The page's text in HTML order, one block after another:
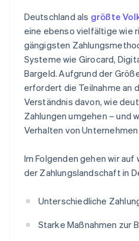
Deutschland als größte
eine ebenso vielfältige wie
gängigsten
Systeme wie Girocard,
Bargeld. Aufgrund der
erfordert die Teilnahme an
Verständnis davon, wie
Zahlungen umgehen – und
Verhalten von
Im Folgenden gehen wir
der Zahlungslandschaft in
Unterschiedliche
Starke Maßnahmen zur